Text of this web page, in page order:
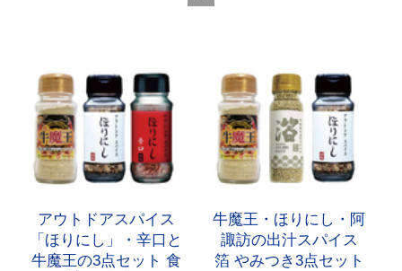
アウトドアスパイス
「ほりにし」・辛口と
牛魔王の3点セット 食
牛魔王・ほりにし・阿
諏訪の出汁スパイス
箔 やみつき3点セット